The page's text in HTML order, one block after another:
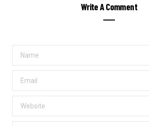
Write A Comment